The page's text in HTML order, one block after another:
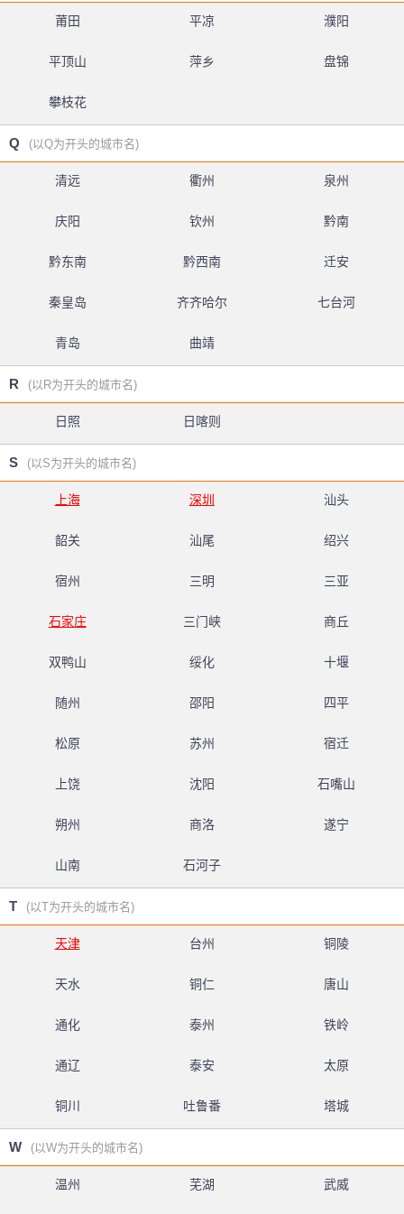
莆田 平凉 濮阳
平顶山 萍乡 盘锦
攀枝花
Q (以Q为开头的城市名)
清远 衢州 泉州
庆阳 钦州 黔南
黔东南 黔西南 迁安
秦皇岛 齐齐哈尔 七台河
青岛 曲靖
R (以R为开头的城市名)
日照 日喀则
S (以S为开头的城市名)
上海 深圳 汕头
韶关 汕尾 绍兴
宿州 三明 三亚
石家庄 三门峡 商丘
双鸭山 绥化 十堰
随州 邵阳 四平
松原 苏州 宿迁
上饶 沈阳 石嘴山
朔州 商洛 遂宁
山南 石河子
T (以T为开头的城市名)
天津 台州 铜陵
天水 铜仁 唐山
通化 泰州 铁岭
通辽 泰安 太原
铜川 吐鲁番 塔城
W (以W为开头的城市名)
温州 芜湖 武威